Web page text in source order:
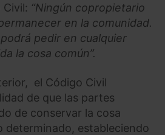
“Ningún copropietario
en la comunidad.
pedir en cualquier
la cosa común”.
el Código Civil
de que las partes
de conservar la cosa
determinado, estableciendo